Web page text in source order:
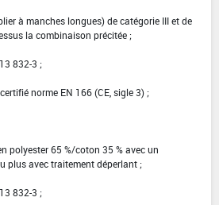
à manches longues) de catégorie III et de
la combinaison précitée ;
832-3 ;
norme EN 166 (CE, sigle 3) ;
polyester 65 %/coton 35 % avec un
plus avec traitement déperlant ;
832-3 ;